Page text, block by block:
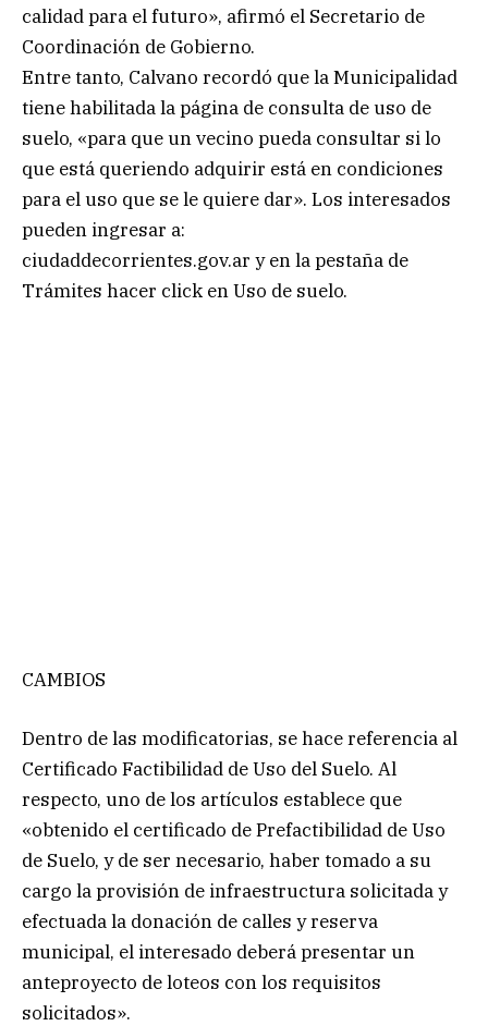
calidad para el futuro», afirmó el Secretario de
Coordinación de Gobierno.
Entre tanto, Calvano recordó que la Municipalidad
tiene habilitada la página de consulta de uso de
suelo, «para que un vecino pueda consultar si lo
que está queriendo adquirir está en condiciones
para el uso que se le quiere dar». Los interesados
pueden ingresar a:
ciudaddecorrientes.gov.ar y en la pestaña de
Trámites hacer click en Uso de suelo.
CAMBIOS
Dentro de las modificatorias, se hace referencia al
Certificado Factibilidad de Uso del Suelo. Al
respecto, uno de los artículos establece que
«obtenido el certificado de Prefactibilidad de Uso
de Suelo, y de ser necesario, haber tomado a su
cargo la provisión de infraestructura solicitada y
efectuada la donación de calles y reserva
municipal, el interesado deberá presentar un
anteproyecto de loteos con los requisitos
solicitados».